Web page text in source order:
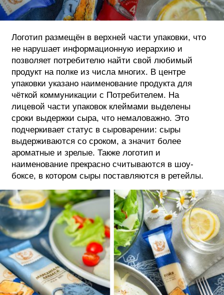
Логотип размещён в верхней части упаковки, что
не нарушает информационную иерархию и
позволяет потребителю найти свой любимый
продукт на полке из числа многих. В центре
упаковки указано наименование продукта для
чёткой коммуникации с Потребителем. На
лицевой части упаковок клеймами выделены
сроки выдержки сыра, что немаловажно. Это
подчеркивает статус в сыроварении: сыры
выдерживаются со сроком, а значит более
ароматные и зрелые. Также логотип и
наименование прекрасно считываются в шоу-
боксе, в котором сыры поставляются в ретейлы.